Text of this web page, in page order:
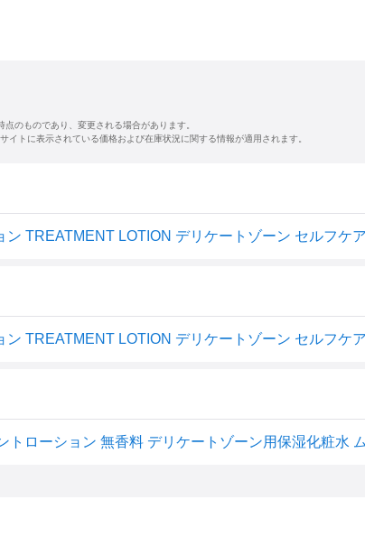
のものであり、変更される場合があります。
イトに表示されている価格および在庫状況に関する情報が適用されます。
トローション 無香料 デリケートゾーン用保湿化粧水